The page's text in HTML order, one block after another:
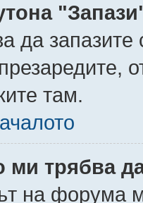
да
там.
ми трябва
на форума